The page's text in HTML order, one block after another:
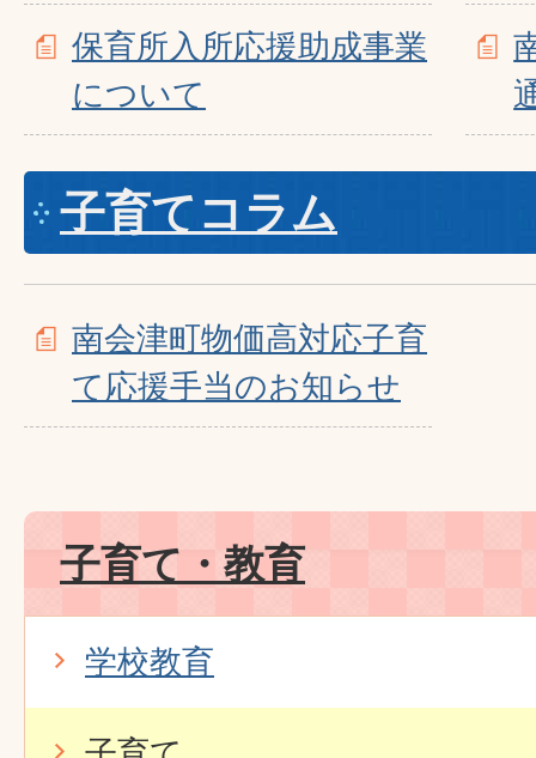
保育所入所応援助成事業
について
子育てコラム
南会津町物価高対応子育
て応援手当のお知らせ
子育て・教育
学校教育